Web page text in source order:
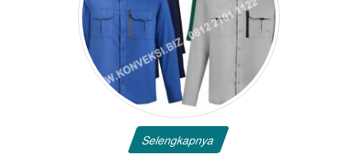
Selengkapnya